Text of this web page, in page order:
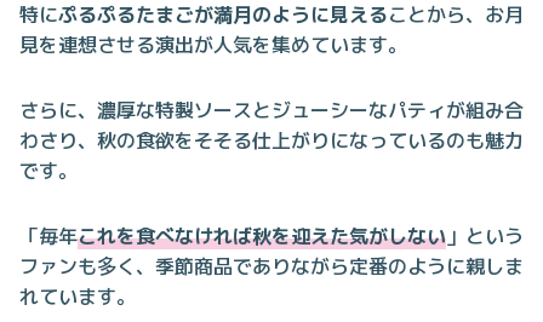
特にぷるぷるたまごが満月のように見えることから、お月
見を連想させる演出が人気を集めています。
さらに、濃厚な特製ソースとジューシーなパティが組み合
わさり、秋の食欲をそそる仕上がりになっているのも魅力
です。
「毎年これを食べなければ秋を迎えた気がしない 」という
ファンも多く、季節商品でありながら定番のように親しま
れています。